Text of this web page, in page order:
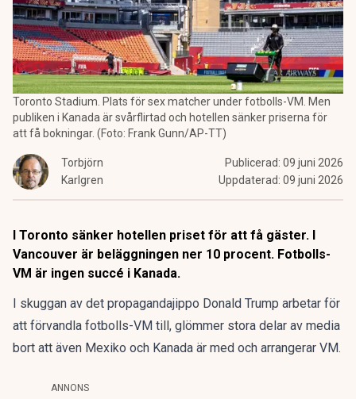
Toronto Stadium. Plats för sex matcher under fotbolls-VM. Men
publiken i Kanada är svårflirtad och hotellen sänker priserna för
att få bokningar. (Foto: Frank Gunn/AP-TT)
Torbjörn
Karlgren
Publicerad: 09 juni 2026
Uppdaterad: 09 juni 2026
I Toronto sänker hotellen priset för att få gäster. I
Vancouver är beläggningen ner 10 procent. Fotbolls-
VM är ingen succé i Kanada.
I skuggan av det propagandajippo Donald Trump arbetar för
att förvandla fotbolls-VM till, glömmer stora delar av media
bort att även Mexiko och Kanada är med och arrangerar VM.
ANNONS